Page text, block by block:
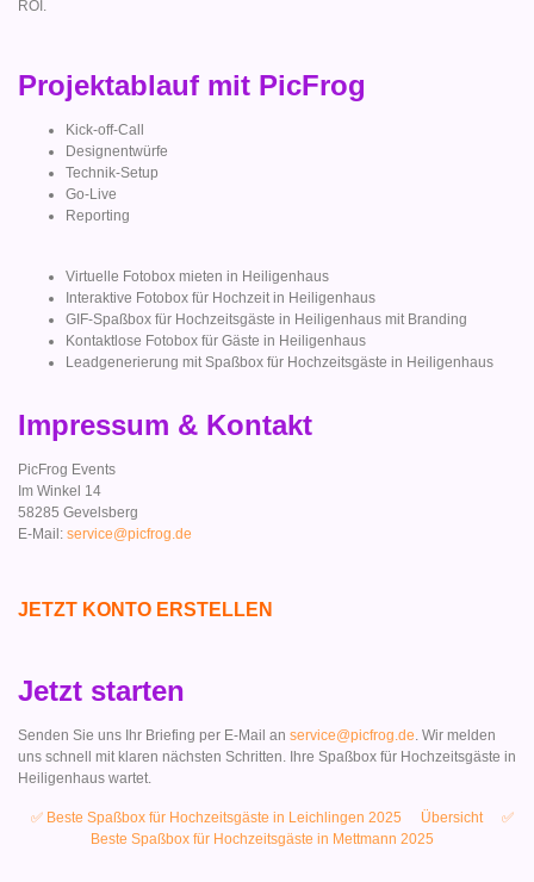
ROI.
Projektablauf mit PicFrog
Kick-off-Call
Designentwürfe
Technik-Setup
Go-Live
Reporting
Virtuelle Fotobox mieten in Heiligenhaus
Interaktive Fotobox für Hochzeit in Heiligenhaus
GIF-Spaßbox für Hochzeitsgäste in Heiligenhaus mit Branding
Kontaktlose Fotobox für Gäste in Heiligenhaus
Leadgenerierung mit Spaßbox für Hochzeitsgäste in Heiligenhaus
Impressum & Kontakt
PicFrog Events
Im Winkel 14
58285 Gevelsberg
E-Mail: service@picfrog.de
JETZT KONTO ERSTELLEN
Jetzt starten
Senden Sie uns Ihr Briefing per E-Mail an service@picfrog.de. Wir melden
uns schnell mit klaren nächsten Schritten. Ihre Spaßbox für Hochzeitsgäste in
Heiligenhaus wartet.
✅ Beste Spaßbox für Hochzeitsgäste in Leichlingen 2025 Übersicht
✅
Beste Spaßbox für Hochzeitsgäste in Mettmann 2025